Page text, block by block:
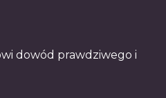
dowód prawdziwego i